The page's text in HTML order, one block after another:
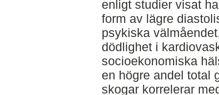
enligt studier visat
form av lägre
psykiska
dödlighet i
socioekonomiska
en högre andel total
skogar korrelerar